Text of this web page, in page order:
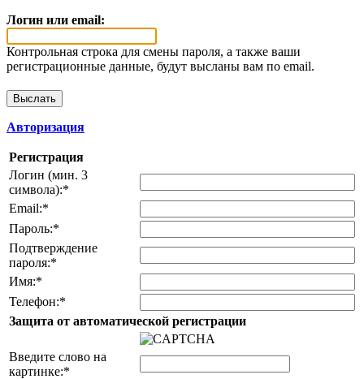
Логин или email:
Контрольная строка для смены пароля, а также ваши
регистрационные данные, будут высланы вам по email.
Авторизация
Регистрация
Логин (мин. 3
символа):*
Email:*
Пароль:*
Подтверждение
пароля:*
Имя:*
Телефон:*
Защита от автоматической регистрации
Введите слово на
картинке:*